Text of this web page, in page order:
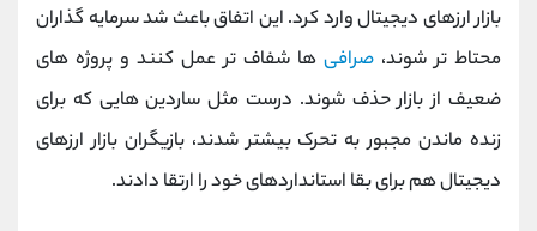
بازار ارزهای دیجیتال وارد کرد. این اتفاق باعث شد سرمایه‌ گذاران
محتاط ‌تر شوند، صرافی‌ ها شفاف ‌تر عمل کنند و پروژه ‌های
ضعیف از بازار حذف شوند. درست مثل ساردین ‌هایی که برای
زنده ماندن مجبور به تحرک بیشتر شدند، بازیگران بازار ارزهای
دیجیتال هم برای بقا استانداردهای خود را ارتقا دادند.